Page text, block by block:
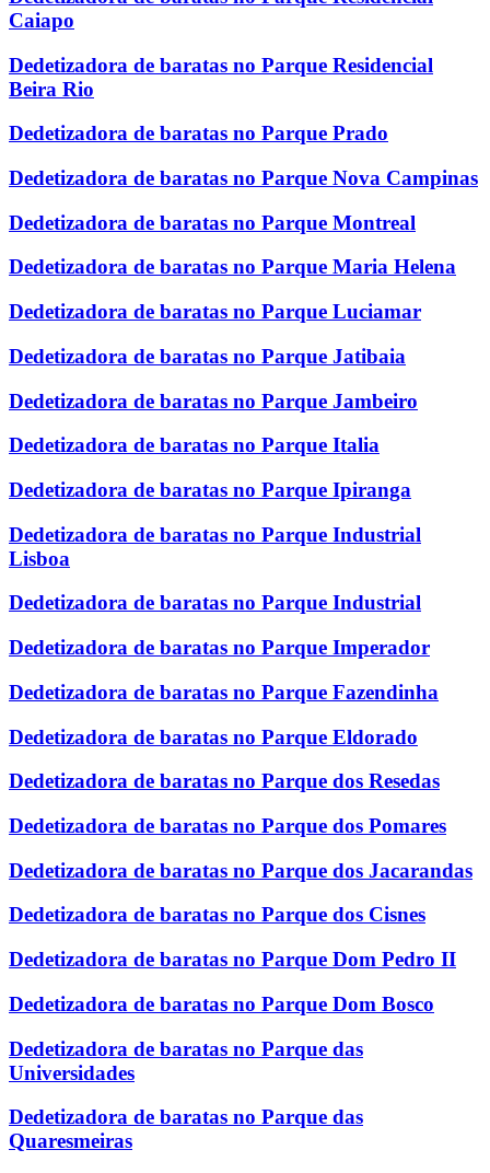
Caiapo
Dedetizadora de baratas no Parque Residencial
Beira Rio
Dedetizadora de baratas no Parque Prado
Dedetizadora de baratas no Parque Nova Campinas
Dedetizadora de baratas no Parque Montreal
Dedetizadora de baratas no Parque Maria Helena
Dedetizadora de baratas no Parque Luciamar
Dedetizadora de baratas no Parque Jatibaia
Dedetizadora de baratas no Parque Jambeiro
Dedetizadora de baratas no Parque Italia
Dedetizadora de baratas no Parque Ipiranga
Dedetizadora de baratas no Parque Industrial
Lisboa
Dedetizadora de baratas no Parque Industrial
Dedetizadora de baratas no Parque Imperador
Dedetizadora de baratas no Parque Fazendinha
Dedetizadora de baratas no Parque Eldorado
Dedetizadora de baratas no Parque dos Resedas
Dedetizadora de baratas no Parque dos Pomares
Dedetizadora de baratas no Parque dos Jacarandas
Dedetizadora de baratas no Parque dos Cisnes
Dedetizadora de baratas no Parque Dom Pedro II
Dedetizadora de baratas no Parque Dom Bosco
Dedetizadora de baratas no Parque das
Universidades
Dedetizadora de baratas no Parque das
Quaresmeiras